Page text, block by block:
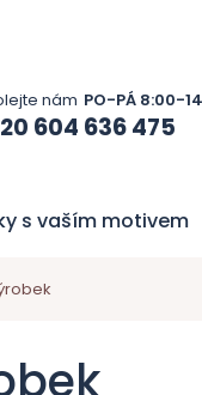
604 636 475
s vaším motivem